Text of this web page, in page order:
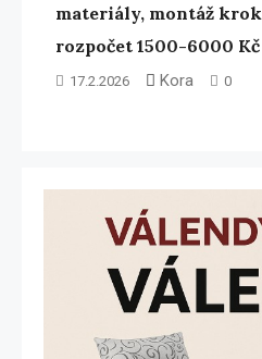
materiály, montáž
rozpočet 1500-6000 Kč
17.2.2026 Kora 0